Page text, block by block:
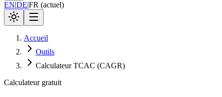
EN|DE|FR (actuel)
Accueil
Outils
Calculateur TCAC (CAGR)
Calculateur gratuit